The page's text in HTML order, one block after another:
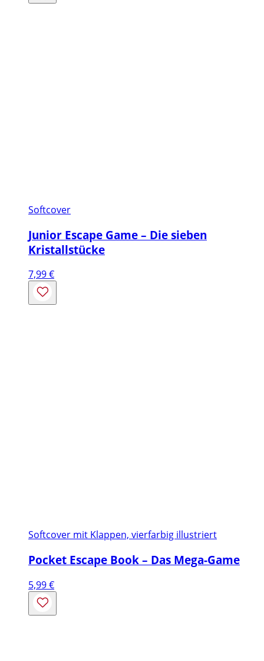
Softcover
Junior Escape Game – Die sieben
Kristallstücke
7,99€
Softcover mit Klappen, vierfarbig illustriert
Pocket Escape Book – Das Mega-Game
5,99€